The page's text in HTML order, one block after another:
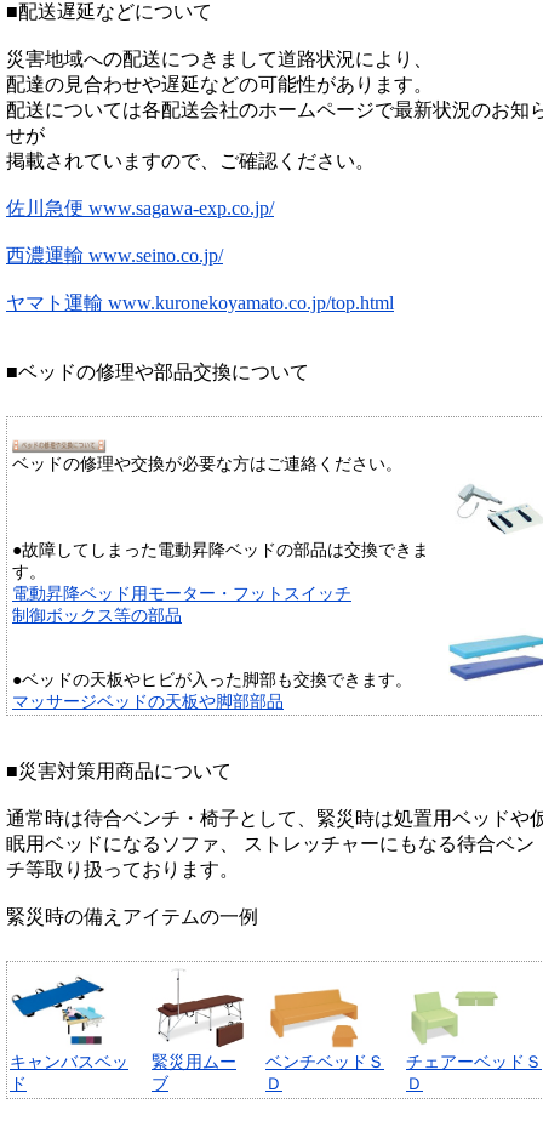
■配送遅延などについて
災害地域への配送につきまして道路状況により、
配達の見合わせや遅延などの可能性があります。
配送については各配送会社のホームページで最新状況のお知
せが
掲載されていますので、ご確認ください。
佐川急便 www.sagawa-exp.co.jp/
西濃運輸 www.seino.co.jp/
ヤマト運輸 www.kuronekoyamato.co.jp/top.html
■ベッドの修理や部品交換について
ベッドの修理や交換が必要な方はご連絡ください。
●故障してしまった電動昇降ベッドの部品は交換できま
す。
電動昇降ベッド用モーター・フットスイッチ
制御ボックス等の部品
●ベッドの天板やヒビが入った脚部も交換できます。
マッサージベッドの天板や脚部部品
■災害対策用商品について
通常時は待合ベンチ・椅子として、緊災時は処置用ベッドや
眠用ベッドになるソファ、 ストレッチャーにもなる待合ベン
チ等取り扱っております。
緊災時の備えアイテムの一例
キャンバスベッ
ド
緊災用ムー
ブ
ベンチベッドＳ
Ｄ
チェアーベッドＳ
Ｄ